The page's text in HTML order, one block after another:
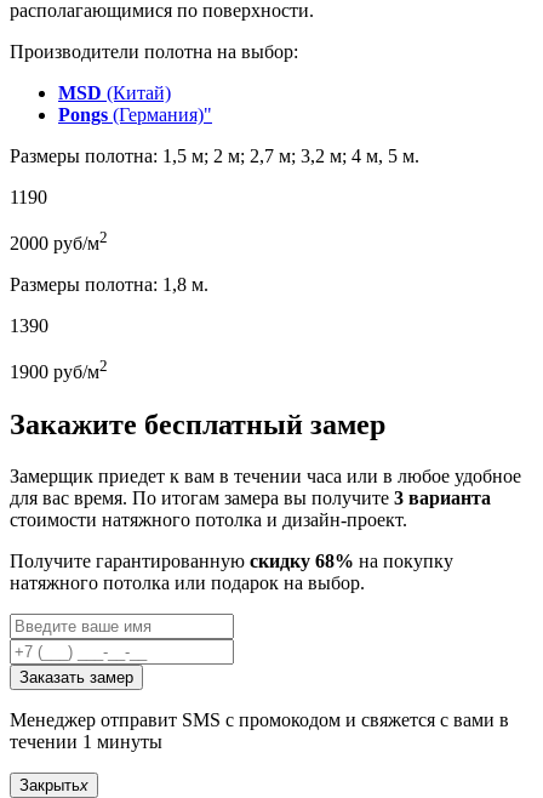
располагающимися по поверхности.
Производители полотна на выбор:
MSD (Китай)
Pongs (Германия)"
Размеры полотна: 1,5 м; 2 м; 2,7 м; 3,2 м; 4 м, 5 м.
1190
2000 руб/м2
Размеры полотна: 1,8 м.
1390
1900 руб/м2
Закажите бесплатный замер
Замерщик приедет к вам в течении часа или в любое удобное
для вас время. По итогам замера вы получите 3 варианта
стоимости натяжного потолка и дизайн-проект.
Получите гарантированную скидку 68% на покупку
натяжного потолка или подарок на выбор.
Заказать замер
Менеджер отправит SMS с промокодом и свяжется с вами в
течении 1 минуты
Закрытьx